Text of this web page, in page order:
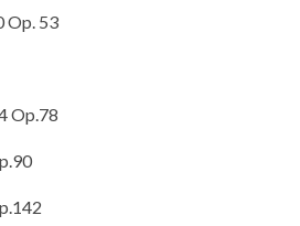
Op. 53
Op.78